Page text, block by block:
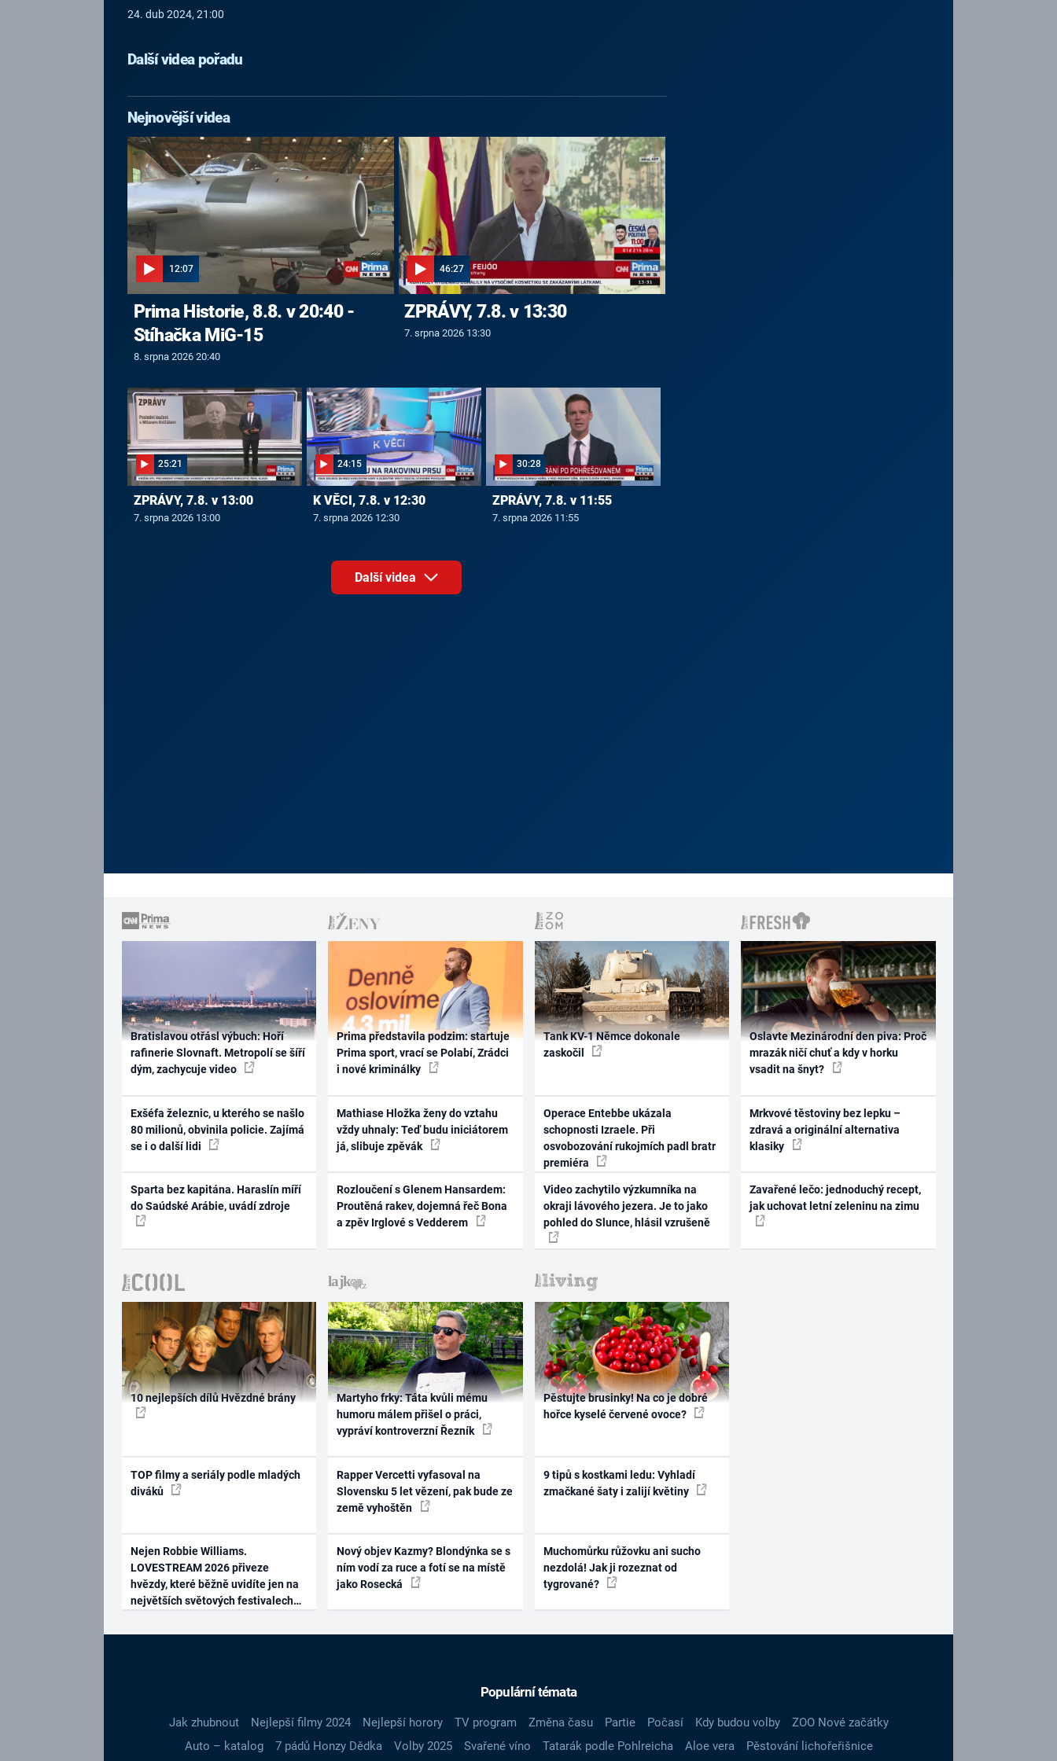
24. dub 2024, 21:00
Další videa pořadu
Nejnovější videa
12:07
Prima Historie, 8.8. v 20:40 -
Stíhačka MiG-15
8. srpna 2026 20:40
46:27
ZPRÁVY, 7.8. v 13:30
7. srpna 2026 13:30
25:21
ZPRÁVY, 7.8. v 13:00
7. srpna 2026 13:00
24:15
K VĚCI, 7.8. v 12:30
7. srpna 2026 12:30
30:28
ZPRÁVY, 7.8. v 11:55
7. srpna 2026 11:55
Další videa
Bratislavou otřásl výbuch: Hoří
rafinerie Slovnaft. Metropolí se šíří
dým, zachycuje video
Exšéfa železnic, u kterého se našlo
80 milionů, obvinila policie. Zajímá
se i o další lidi
Sparta bez kapitána. Haraslín míří
do Saúdské Arábie, uvádí zdroje
Prima představila podzim: startuje
Prima sport, vrací se Polabí, Zrádci
i nové kriminálky
Mathiase Hložka ženy do vztahu
vždy uhnaly: Teď budu iniciátorem
já, slibuje zpěvák
Rozloučení s Glenem Hansardem:
Proutěná rakev, dojemná řeč Bona
a zpěv Irglové s Vedderem
Tank KV-1 Němce dokonale
zaskočil
Operace Entebbe ukázala
schopnosti Izraele. Při
osvobozování rukojmích padl bratr
premiéra
Video zachytilo výzkumníka na
okraji lávového jezera. Je to jako
pohled do Slunce, hlásil vzrušeně
Oslavte Mezinárodní den piva: Proč
mrazák ničí chuť a kdy v horku
vsadit na šnyt?
Mrkvové těstoviny bez lepku –
zdravá a originální alternativa
klasiky
Zavařené lečo: jednoduchý recept,
jak uchovat letní zeleninu na zimu
10 nejlepších dílů Hvězdné brány
TOP filmy a seriály podle mladých
diváků
Nejen Robbie Williams.
LOVESTREAM 2026 přiveze
hvězdy, které běžně uvidíte jen na
největších světových festivalech
Martyho frky: Táta kvůli mému
humoru málem přišel o práci,
vypráví kontroverzní Řezník
Rapper Vercetti vyfasoval na
Slovensku 5 let vězení, pak bude ze
země vyhoštěn
Nový objev Kazmy? Blondýnka se s
ním vodí za ruce a fotí se na místě
jako Rosecká
Pěstujte brusinky! Na co je dobré
hořce kyselé červené ovoce?
9 tipů s kostkami ledu: Vyhladí
zmačkané šaty i zalijí květiny
Muchomůrku růžovku ani sucho
nezdolá! Jak ji rozeznat od
tygrované?
Populární témata
Jak zhubnout Nejlepší filmy 2024 Nejlepší horory TV program Změna času Partie Počasí Kdy budou volby
ZOO Nové začátky
Auto – katalog
7 pádů Honzy Dědka Volby 2025 Svařené víno Tatarák podle Pohlreicha Aloe vera Pěstování lichořeřišnice